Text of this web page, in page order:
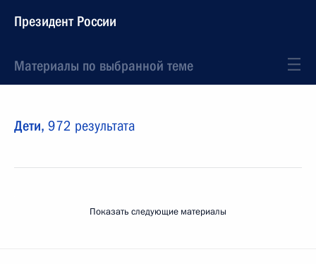
Президент России
Материалы по выбранной теме
Дети, 972 результата
Показать следующие материалы